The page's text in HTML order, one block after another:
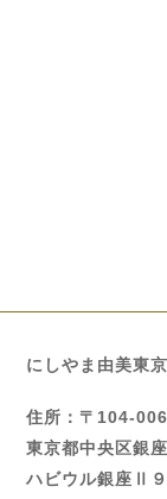
にしやま由美東
住所：〒104-
東京都中央区銀
ハビウル銀座Ⅱ